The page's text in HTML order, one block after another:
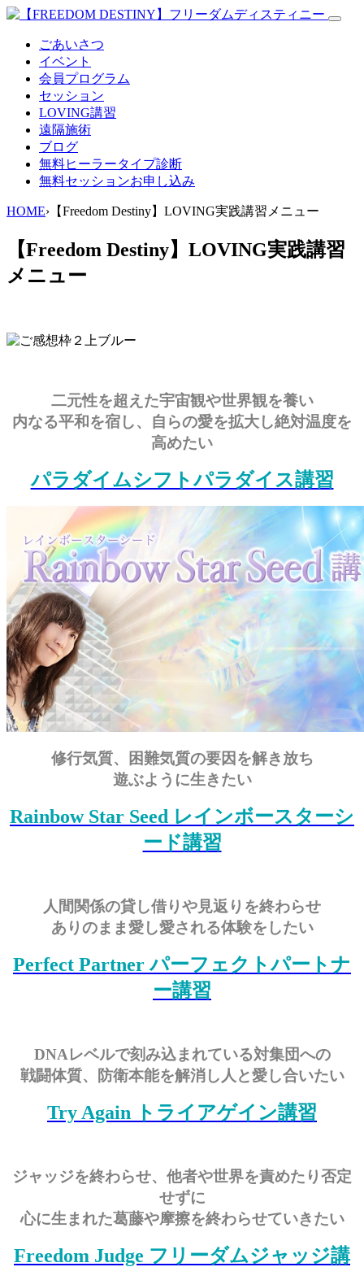
ごあいさつ
イベント
会員プログラム
セッション
LOVING講習
遠隔施術
ブログ
無料ヒーラータイプ診断
無料セッションお申し込み
HOME› 【Freedom Destiny】LOVING実践講習メニュー
【Freedom Destiny】LOVING実践講習
メニュー
二元性を超えた宇宙観や世界観を養い
内なる平和を宿し、自らの愛を拡大し絶対温度を
高めたい
パラダイムシフトパラダイス講習
修行気質、困難気質の要因を解き放ち
遊ぶように生きたい
Rainbow Star Seed レインボースターシ
ード講習
人間関係の貸し借りや見返りを終わらせ
ありのまま愛し愛される体験をしたい
Perfect Partner パーフェクトパートナ
ー講習
DNAレベルで刻み込まれている対集団への
戦闘体質、防衛本能を解消し人と愛し合いたい
Try Again トライアゲイン講習
ジャッジを終わらせ、他者や世界を責めたり否定
せずに
心に生まれた葛藤や摩擦を終わらせていきたい
Freedom Judge フリーダムジャッジ講